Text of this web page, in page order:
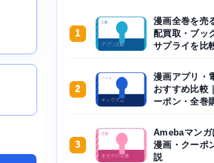
1
漫画全巻を売
配買取・ブッ
サプライを比
2
漫画アプリ・
おすすめ比較
ーポン・全巻
3
Amebaマンガ
漫画・クーポ
説